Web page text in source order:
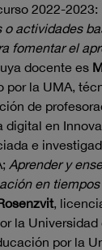
2022-2023:
actividades
fomentar el
docente es
por la UMA,
de
digital en
e
Aprender y
en
,
la Universidad
por la